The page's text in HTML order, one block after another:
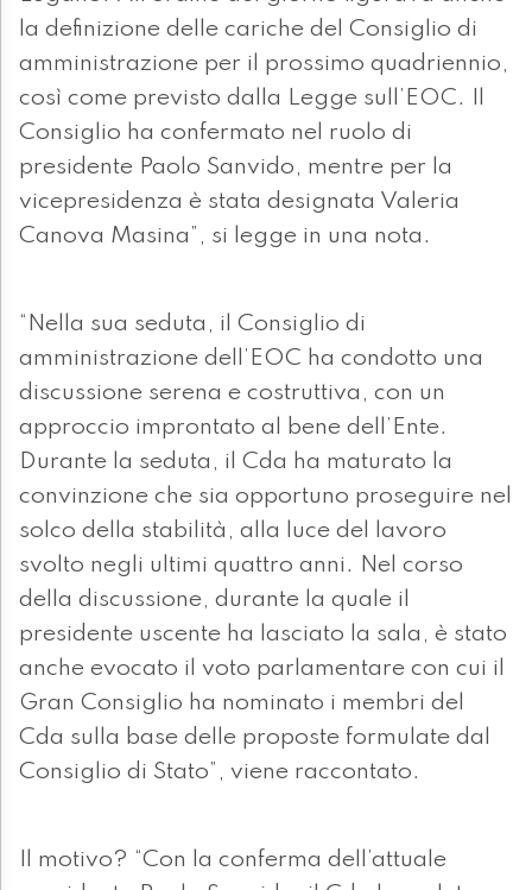
la definizione delle cariche del Consiglio di
amministrazione per il prossimo quadriennio,
così come previsto dalla Legge sull’EOC. Il
Consiglio ha confermato nel ruolo di
presidente Paolo Sanvido, mentre per la
vicepresidenza è stata designata Valeria
Canova Masina”, si legge in una nota.
“Nella sua seduta, il Consiglio di
amministrazione dell’EOC ha condotto una
discussione serena e costruttiva, con un
approccio improntato al bene dell’Ente.
Durante la seduta, il Cda ha maturato la
convinzione che sia opportuno proseguire nel
solco della stabilità, alla luce del lavoro
svolto negli ultimi quattro anni. Nel corso
della discussione, durante la quale il
presidente uscente ha lasciato la sala, è stato
anche evocato il voto parlamentare con cui il
Gran Consiglio ha nominato i membri del
Cda sulla base delle proposte formulate dal
Consiglio di Stato”, viene raccontato.
Il motivo? “Con la conferma dell’attuale